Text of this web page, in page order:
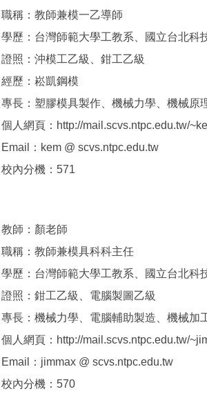
職稱：教師兼模一乙導師
學歷：台灣師範大學工教系、國立台北科
證照：沖模工乙級、鉗工乙級
經歷：崧凱鋼模
專長：塑膠模具製作、機械力學、機械原
個人網頁：http://mail.scvs.ntpc.edu.tw/
Email：kem @ scvs.ntpc.edu.tw
校內分機：571
教師：顏老師
職稱：教師兼模具科科主任
學歷：台灣師範大學工教系、國立台北科
證照：鉗工乙級、電腦製圖乙級
專長：機械力學、電腦輔助製造、機械加
個人網頁：http://mail.scvs.ntpc.edu.tw/
Email：jimmax @ scvs.ntpc.edu.tw
校內分機：570